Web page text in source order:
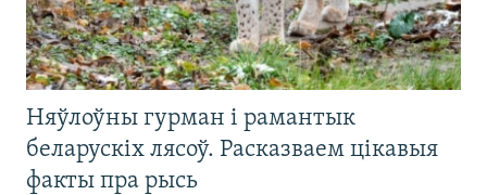
Няўлоўны гурман і рамантык
беларускіх лясоў. Расказваем цікавыя
факты пра рысь